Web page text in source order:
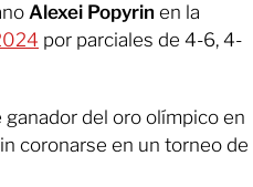
Alexei Popyrin en la
por parciales de 4-6, 4-
del oro olímpico en
coronarse en un torneo de